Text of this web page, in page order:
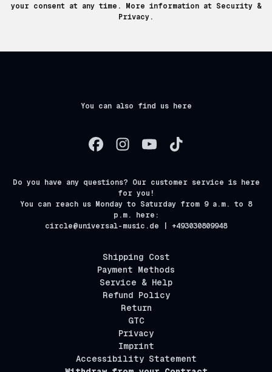
your consent at any time. More information at
Security &
Privacy.
You can also find us here
Do you have any questions? Our customer service is here
for you!
You can reach us Monday to Saturday from 9 a.m. to 8
p.m. here:
circle@universal-music.de | +493030809948
Shipping Cost
Payment Methods
Service & Help
Refund Policy
Return
GTC
Privacy
Imprint
Accessibility Statement